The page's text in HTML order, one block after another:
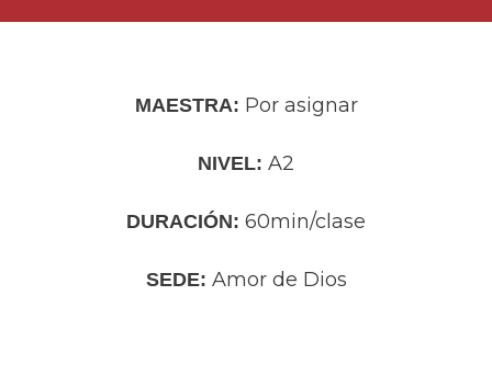
MAESTRA: Por asignar
NIVEL: A2
DURACIÓN: 60min/clase
SEDE: Amor de Dios